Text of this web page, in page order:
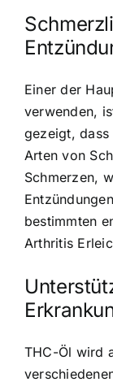
Einer der
verwenden,
gezeigt, dass
Arten von
Schmerzen,
bestimmten
Arthritis
THC-Öl wird